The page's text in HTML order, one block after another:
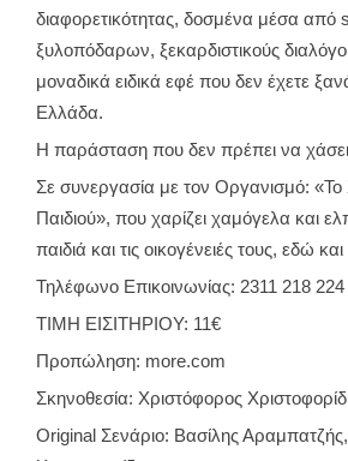
διαφορετικότητας, δοσμένα μέσα από
ξυλοπόδαρων, ξεκαρδιστικούς
μοναδικά ειδικά εφέ που δεν έχετε
Ελλάδα.
Η παράσταση που δεν πρέπει να χάσει
Σε συνεργασία με τον Οργανισμό:
Παιδιού», που χαρίζει χαμόγελα και
παιδιά και τις οικογένειές τους, εδώ
Τηλέφωνο Επικοινωνίας: 2311 218 224
ΤΙΜΗ ΕΙΣΙΤΗΡΙΟΥ: 11€
Προπώληση: more.com
Σκηνοθεσία: Χριστόφορος
Original Σενάριο: Βασίλης